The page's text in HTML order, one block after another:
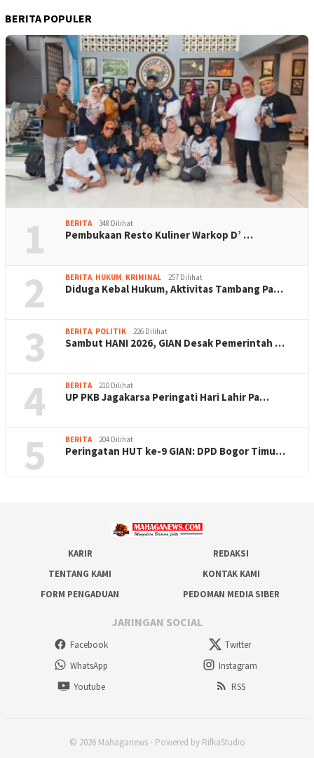
BERITA POPULER
1 BERITA 348 Dilihat
Pembukaan Resto Kuliner Warkop D’ …
2 BERITA, HUKUM, KRIMINAL 257 Dilihat
Diduga Kebal Hukum, Aktivitas Tambang Pa…
3 BERITA, POLITIK 226 Dilihat
Sambut HANI 2026, GIAN Desak Pemerintah …
4 BERITA 210 Dilihat
UP PKB Jagakarsa Peringati Hari Lahir Pa…
5 BERITA 204 Dilihat
Peringatan HUT ke-9 GIAN: DPD Bogor Timu…
KARIR
REDAKSI
TENTANG KAMI
KONTAK KAMI
FORM PENGADUAN
PEDOMAN MEDIA SIBER
JARINGAN SOCIAL
Facebook
Twitter
WhatsApp
Instagram
Youtube
RSS
© 2026 Mahaganews - Powered by RifkaStudio